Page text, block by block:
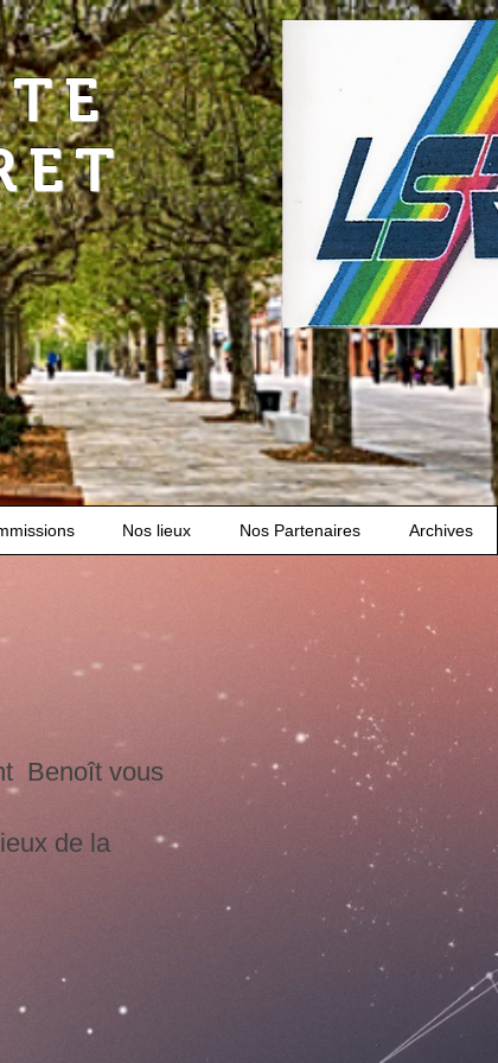
Nos lieux Nos Partenaires Archives
Benoît vous
de la